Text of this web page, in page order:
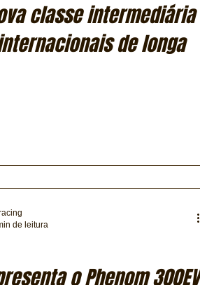
classe intermediária
de longa
o Phenom 300EV
de leitura